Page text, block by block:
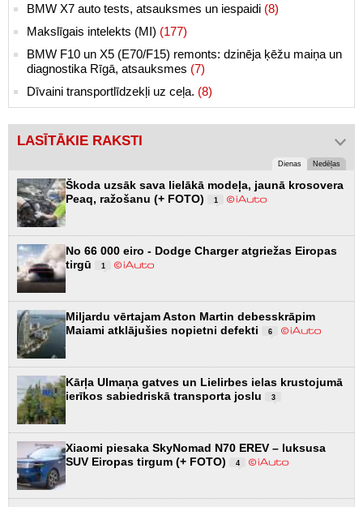
BMW X7 auto tests, atsauksmes un iespaidi (8)
Makslīgais intelekts (MI) (177)
BMW F10 un X5 (E70/F15) remonts: dzinēja ķēžu maiņa un
diagnostika Rīgā, atsauksmes (7)
Dīvaini transportlīdzekļi uz ceļa. (8)
LASĪTĀKIE RAKSTI
Dienas Nedēļas
Škoda uzsāk sava lielākā modeļa, jaunā krosovera
Peaq, ražošanu (+ FOTO)
1
No 66 000 eiro - Dodge Charger atgriežas Eiropas
tirgū
1
Miljardu vērtajam Aston Martin debesskrāpim
Maiami atklājušies nopietni defekti
6
Kārļa Ulmaņa gatves un Lielirbes ielas krustojumā
ierīkos sabiedriskā transporta joslu
3
Xiaomi piesaka SkyNomad N70 EREV – luksusa
SUV Eiropas tirgum (+ FOTO)
4